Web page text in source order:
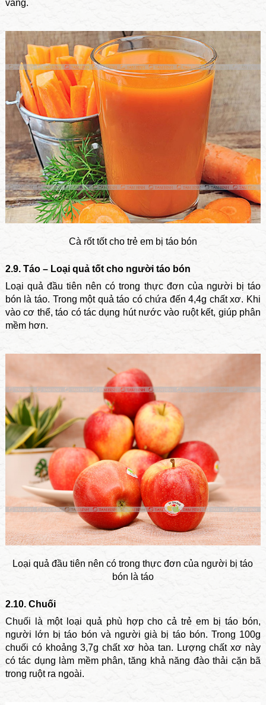
vàng.
Cà rốt tốt cho trẻ em bị táo bón
2.9. Táo – Loại quả tốt cho người táo bón
Loại quả đầu tiên nên có trong thực đơn của người bị táo
bón là táo. Trong một quả táo có chứa đến 4,4g chất xơ. Khi
vào cơ thể, táo có tác dụng hút nước vào ruột kết, giúp phân
mềm hơn.
Loại quả đầu tiên nên có trong thực đơn của người bị táo
bón là táo
2.10. Chuối
Chuối là một loại quả phù hợp cho cả trẻ em bị táo bón,
người lớn bị táo bón và người già bị táo bón. Trong 100g
chuối có khoảng 3,7g chất xơ hòa tan. Lượng chất xơ này
có tác dụng làm mềm phân, tăng khả năng đào thải cặn bã
trong ruột ra ngoài.